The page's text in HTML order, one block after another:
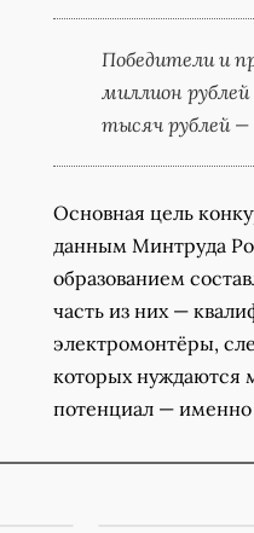
Победители и
миллион
тысяч рублей
Основная цель
данным Минтруда
образованием
часть из них —
электромонтёры,
которых нуждаются
потенциал —